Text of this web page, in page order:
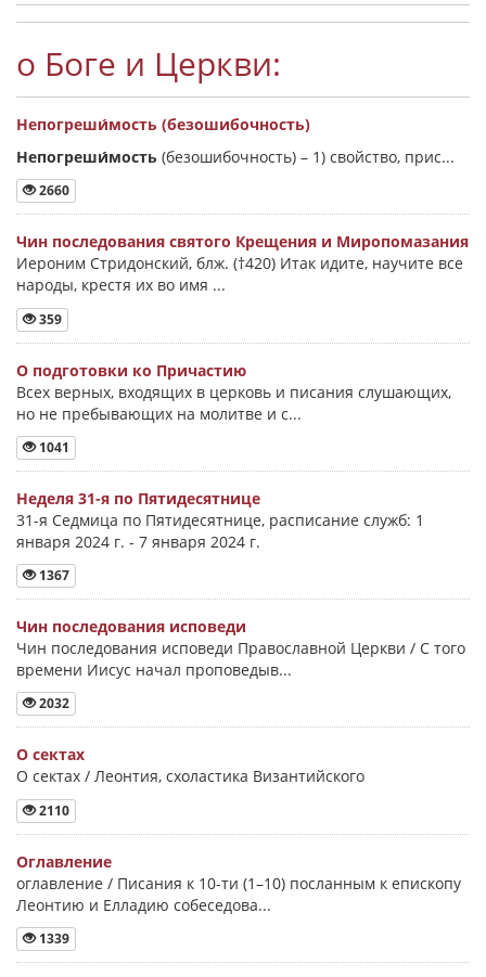
о Боге и Церкви:
Непогреши́мость (безошибочность)
Непогреши́мость (безошибочность) – 1) свойство, прис...
2660
Чин последования святого Крещения и Миропомазания
Иероним Стридонский, блж. (†420) Итак идите, научите все
народы, крестя их во имя ...
359
О подготовки ко Причастию
Всех верных, входящих в церковь и писания слушающих,
но не пребывающих на молитве и с...
1041
Неделя 31-я по Пятидесятнице
31-я Седмица по Пятидесятнице, расписание служб: 1
января 2024 г. - 7 января 2024 г.
1367
Чин последования исповеди
Чин последования исповеди Православной Церкви / С того
времени Иисус начал проповедыв...
2032
О сектах
О сектах / Леонтия, схоластика Византийского
2110
Оглавление
оглавление / Писания к 10-ти (1–10) посланным к епископу
Леонтию и Елладию собеседова...
1339